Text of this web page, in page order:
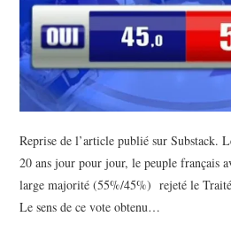
Reprise de l’article publié sur Substack.
20 ans jour pour jour, le peuple français
large majorité (55%/45%) rejeté le
Le sens de ce vote obtenu…